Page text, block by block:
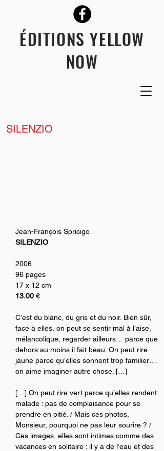
ÉDITIONS YELLOW
NOW
SILENZIO
Jean-François Spricigo
SILENZIO
2006
96 pages
17 x 12 cm
13.00 €
C’est du blanc, du gris et du noir. Bien sûr,
face à elles, on peut se sentir mal à l’aise,
mélancolique, regarder ailleurs… parce que
dehors au moins il fait beau. On peut rire
jaune parce qu’elles sonnent trop familier…
on aime imaginer autre chose. […]
[…] On peut rire vert parce qu’elles rendent
malade : pas de complaisance pour se
prendre en pitié. / Mais ces photos,
Monsieur, pourquoi ne pas leur sourire ? /
Ces images, elles sont intimes comme des
vacances en solitaire : il y a de l’eau et des